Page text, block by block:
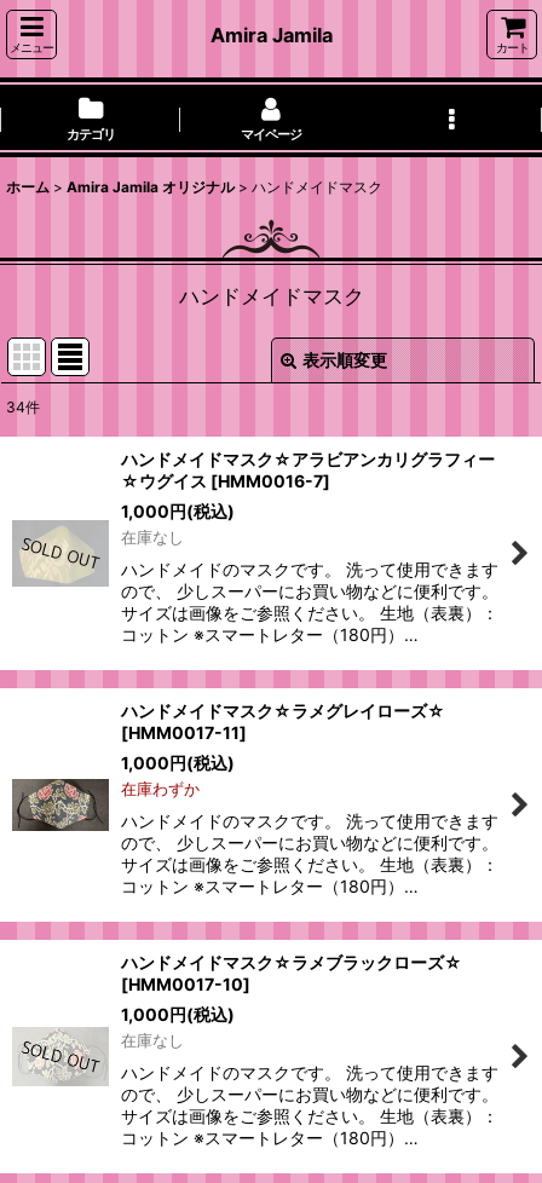
メニュー
Amira Jamila
カート
カテゴリ マイページ
ホーム > Amira Jamila オリジナル > ハンドメイドマスク
ハンドメイドマスク
表示順変更
絞り込む
閉じる
34件
ハンドメイドマスク☆アラビアンカリグラフィー
☆ウグイス [HMM0016-7]
1,000円(税込)
在庫なし
ハンドメイドのマスクです。 洗って使用できます
ので、 少しスーパーにお買い物などに便利です。
サイズは画像をご参照ください。 生地（表裏）：
コットン ※スマートレター（180円）…
ハンドメイドマスク☆ラメグレイローズ☆
[HMM0017-11]
1,000円(税込)
在庫わずか
ハンドメイドのマスクです。 洗って使用できます
ので、 少しスーパーにお買い物などに便利です。
サイズは画像をご参照ください。 生地（表裏）：
コットン ※スマートレター（180円）…
ハンドメイドマスク☆ラメブラックローズ☆
[HMM0017-10]
1,000円(税込)
在庫なし
ハンドメイドのマスクです。 洗って使用できます
ので、 少しスーパーにお買い物などに便利です。
サイズは画像をご参照ください。 生地（表裏）：
コットン ※スマートレター（180円）…